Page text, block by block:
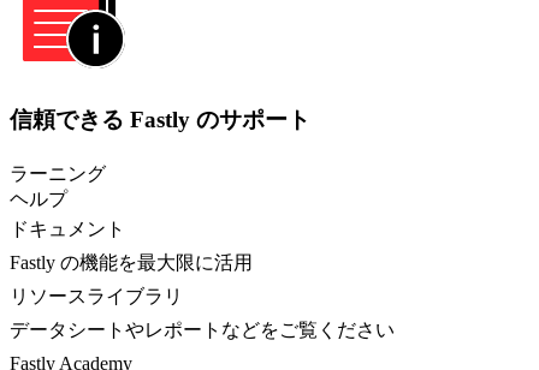
信頼できる Fastly のサポート
ラーニング
ヘルプ
ドキュメント
Fastly の機能を最大限に活用
リソースライブラリ
データシートやレポートなどをご覧ください
Fastly Academy